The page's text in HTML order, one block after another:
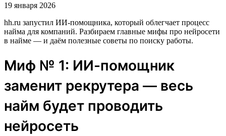
19 января 2026
hh.ru запустил ИИ-помощника, который облегчает процесс
найма для компаний. Разбираем главные мифы про нейросети
в найме — и даём полезные советы по поиску работы.
Миф № 1: ИИ-помощник
заменит рекрутера — весь
найм будет проводить
нейросеть